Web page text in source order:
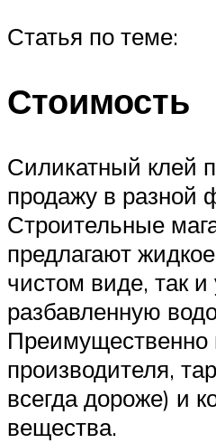
Статья по теме:
Стоимость
Силикатный клей
продажу в разной
Строительные
предлагают
чистом виде, так и
разбавленную
Преимущественно
производителя,
всегда дороже) и
вещества.